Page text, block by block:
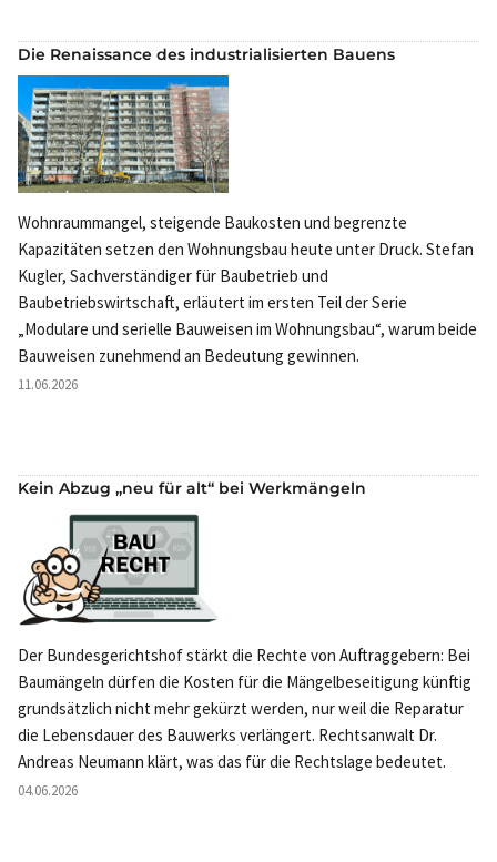
Die Renaissance des industrialisierten Bauens
Wohnraummangel, steigende Baukosten und begrenzte
Kapazitäten setzen den Wohnungsbau heute unter Druck. Stefan
Kugler, Sachverständiger für Baubetrieb und
Baubetriebswirtschaft, erläutert im ersten Teil der Serie
„Modulare und serielle Bauweisen im Wohnungsbau“, warum beide
Bauweisen zunehmend an Bedeutung gewinnen.
11.06.2026
Kein Abzug „neu für alt“ bei Werkmängeln
Der Bundesgerichtshof stärkt die Rechte von Auftraggebern: Bei
Baumängeln dürfen die Kosten für die Mängelbeseitigung künftig
grundsätzlich nicht mehr gekürzt werden, nur weil die Reparatur
die Lebensdauer des Bauwerks verlängert. Rechtsanwalt Dr.
Andreas Neumann klärt, was das für die Rechtslage bedeutet.
04.06.2026